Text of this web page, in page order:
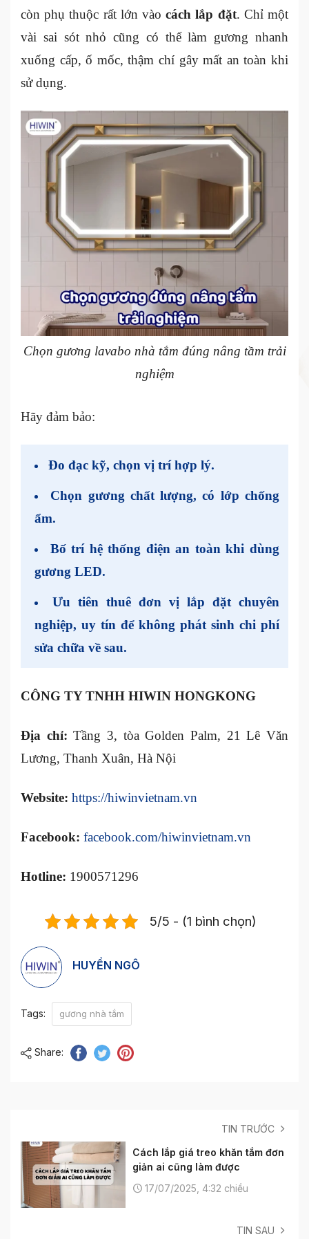
còn phụ thuộc rất lớn vàocách lắp đặt. Chỉ một
vài sai sót nhỏ cũng có thể làm gương nhanh
xuống cấp, ố mốc, thậm chí gây mất an toàn khi
sử dụng.
Chọn gương lavabo nhà tắm đúng nâng tầm trải
nghiệm
Hãy đảm bảo:
Đo đạc kỹ, chọn vị trí hợp lý.
Chọn gương chất lượng, có lớp chống
ẩm.
Bố trí hệ thống điện an toàn khi dùng
gương LED.
Ưu tiên thuê đơn vị lắp đặt chuyên
nghiệp, uy tín để không phát sinh chi phí
sửa chữa về sau.
CÔNG TY TNHH HIWIN HONGKONG
Địa chỉ: Tầng 3, tòa Golden Palm, 21 Lê Văn
Lương, Thanh Xuân, Hà Nội
Website: https://hiwinvietnam.vn
Facebook: facebook.com/hiwinvietnam.vn
Hotline: 1900571296
5/5 - (1 bình chọn)
HUYỀN NGÔ
Tags: gương nhà tắm
Share:
TIN TRƯỚC
Cách lắp giá treo khăn tắm đơn
giản ai cũng làm được
17/07/2025, 4:32 chiều
TIN SAU